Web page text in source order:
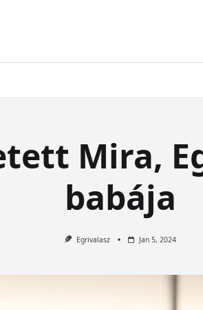
Mira,
babája
Egrivalasz Jan 5, 2024